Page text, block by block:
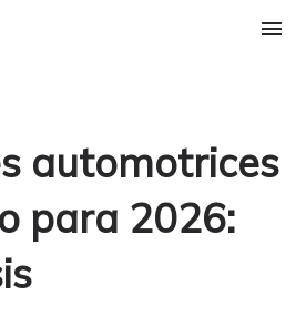
automotrices
para 2026: